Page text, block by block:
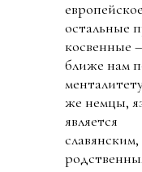
остальные
косвенные
ближе нам
же немцы,
является
славянским,